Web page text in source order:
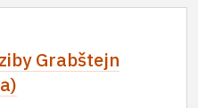
zamku rozpoczyna
Grabštejn